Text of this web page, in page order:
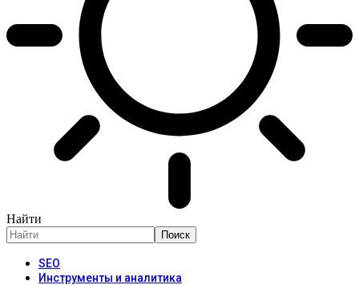
Найти
SEO
Инструменты и аналитика